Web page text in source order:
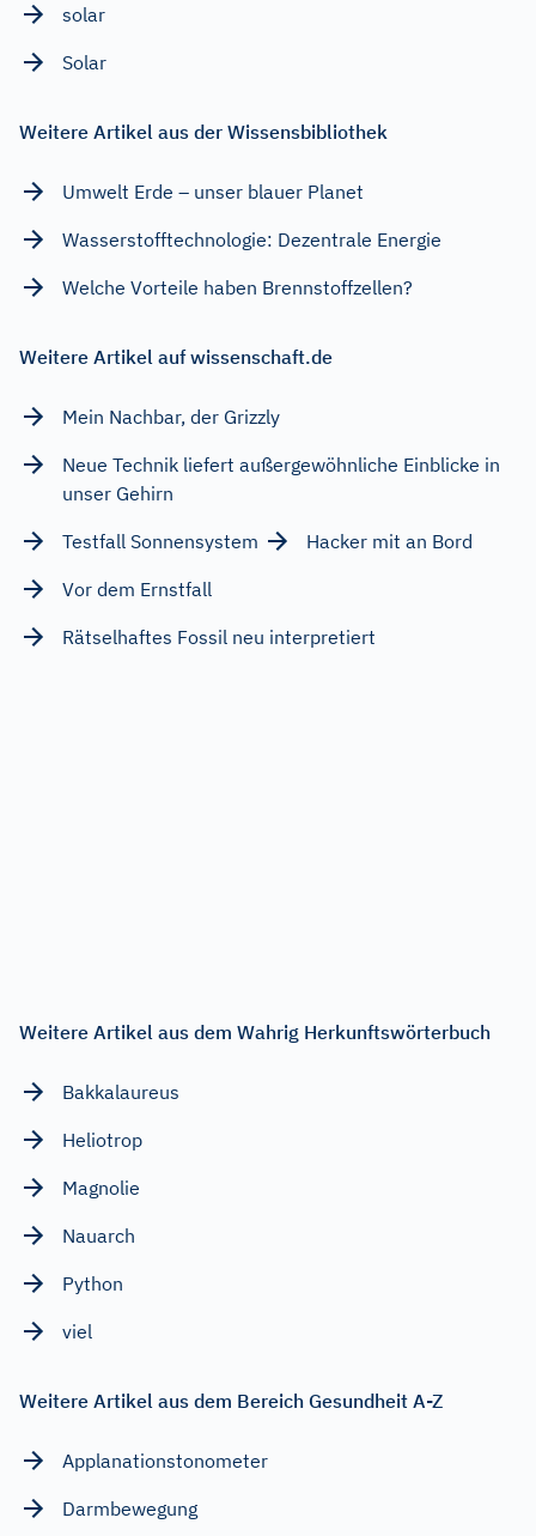
solar
Solar
Weitere Artikel aus der Wissensbibliothek
Umwelt Erde – unser blauer Planet
Wasserstofftechnologie: Dezentrale Energie
Welche Vorteile haben Brennstoffzellen?
Weitere Artikel auf wissenschaft.de
Mein Nachbar, der Grizzly
Neue Technik liefert außergewöhnliche Einblicke in
unser Gehirn
Testfall Sonnensystem
Hacker mit an Bord
Vor dem Ernstfall
Rätselhaftes Fossil neu interpretiert
Weitere Artikel aus dem Wahrig Herkunftswörterbuch
Bakkalaureus
Heliotrop
Magnolie
Nauarch
Python
viel
Weitere Artikel aus dem Bereich Gesundheit A-Z
Applanationstonometer
Darmbewegung